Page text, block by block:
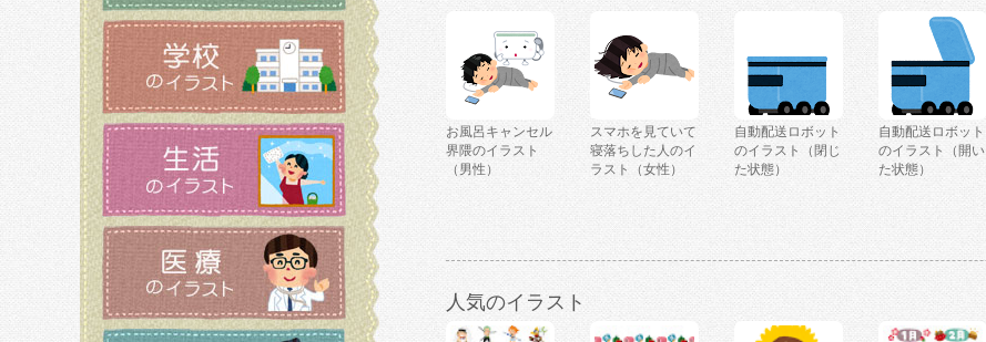
お風呂キャンセル
界隈のイラスト
（男性）
スマホを見ていて
寝落ちした人のイ
ラスト（女性）
自動配送ロボット
のイラスト（閉じ
た状態）
自動配送ロボット
のイラスト（開い
た状態）
人気のイラスト